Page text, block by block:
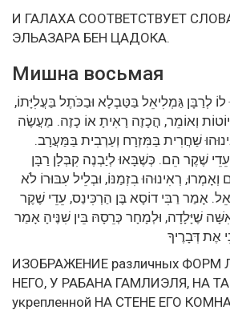
И ГАЛАХА СООТВЕТСТВУЕТ
ЭЛЬАЗАРА БЕН ЦАДОКА.
Мишна восьмая
לוֹ לְרַבָּן גַּמְלִיאֵל בַּטַּבְלָא וּבַכֹּתֶל בַּעֲלִיָּתוֹ,
וְאוֹמֵר, הֲכָזֶה רָאִיתָ אוֹ כָזֶה. מַעֲשֶׂה
שַׁחֲרִית בַּמִּזְרָח וְעַרְבִית בַּמַּעֲרָב.
עֵדֵי שֶׁקֶר הֵם. כְּשֶׁבָּאוּ לְיַבְנֶה קִבְּלָן רַבָּן
רְאִינוּהוּ בִזְמַנּוֹ, וּבְלֵיל עִבּוּרוֹ לֹא
אָמַר רַבִּי דוֹסָא בֶּן הַרְכִּינַס, עֵדֵי שֶׁקֶר
שֶׁיָּלָדָה, וּלְמָחָר כְּרֵסָהּ בֵּין שִׁנֶּיהָ אָמַר
אֶת דְּבָרֶיךָ
ИЗОБРАЖЕНИЕ различных
НЕГО, У РАБАНА ГАМЛИЭЛЯ, НА
укрепленной НА СТЕНЕ ЕГО